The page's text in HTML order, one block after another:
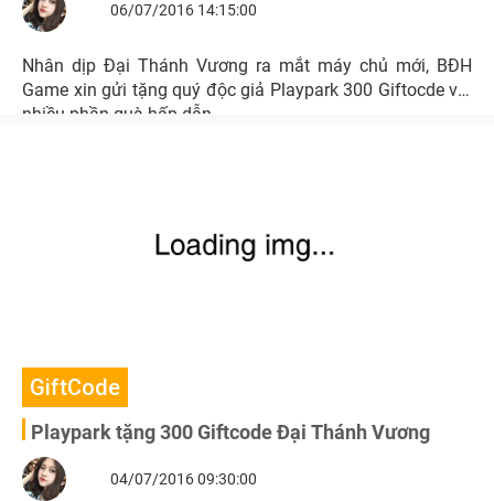
06/07/2016 14:15:00
Nhân dịp Đại Thánh Vương ra mắt máy chủ mới, BĐH
Game xin gửi tặng quý độc giả Playpark 300 Giftocde với
nhiều phần quà hấp dẫn.
GiftCode
Playpark tặng 300 Giftcode Đại Thánh Vương
04/07/2016 09:30:00